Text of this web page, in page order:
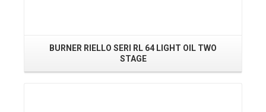
BURNER RIELLO SERI RL 64 LIGHT OIL TWO
STAGE